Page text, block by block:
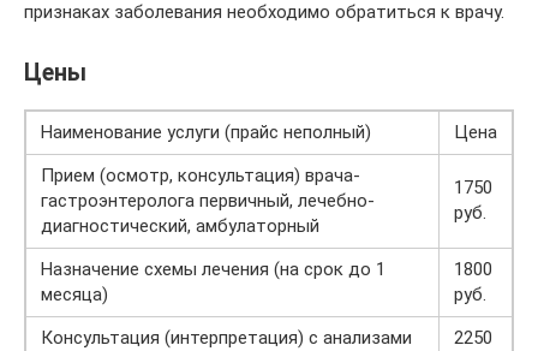
признаках заболевания необходимо обратиться к врачу.
Цены
Наименование услуги (прайс неполный)
Цена
Прием (осмотр, консультация) врача-
гастроэнтеролога первичный, лечебно-
диагностический, амбулаторный
1750
руб.
Назначение схемы лечения (на срок до 1
месяца)
1800
руб.
Консультация (интерпретация) с анализами
2250